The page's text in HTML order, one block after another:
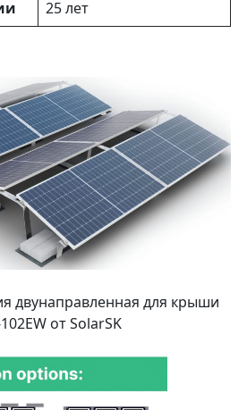
25 лет
двунаправленная для крыши
102EW от SolarSK